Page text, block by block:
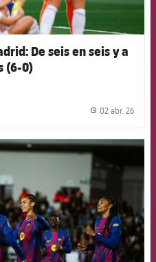
De seis en seis y a
(6-0)
02 abr. 26
FCB Barcelona badge